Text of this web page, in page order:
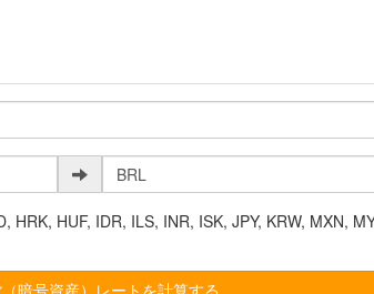
HUF, IDR, ILS, INR, ISK, JPY, KRW, MXN,